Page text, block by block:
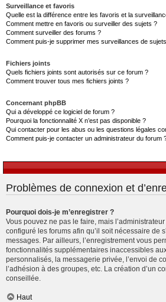
Surveillance et favoris
Quelle est la différence entre les favoris et la
Comment mettre en favoris ou surveiller des sujets ?
Comment surveiller des forums ?
Comment puis-je supprimer mes surveillances de
Fichiers joints
Quels fichiers joints sont autorisés sur ce forum ?
Comment trouver tous mes fichiers joints ?
Concernant phpBB
Qui a développé ce logiciel de forum ?
Pourquoi la fonctionnalité X n’est pas disponible ?
Qui contacter pour les abus ou les questions légales
Comment puis-je contacter un administrateur du forum
Problèmes de connexion et
Pourquoi dois-je m’enregistrer ?
Vous pouvez ne pas le faire, mais
configuré les forums afin qu’il soit nécessaire de
messages. Par ailleurs, l’enregistrement vous
fonctionnalités supplémentaires inaccessibles
personnalisés, la messagerie privée, l’envoi de
l’adhésion à des groupes, etc. La création d’un
conseillée.
Haut